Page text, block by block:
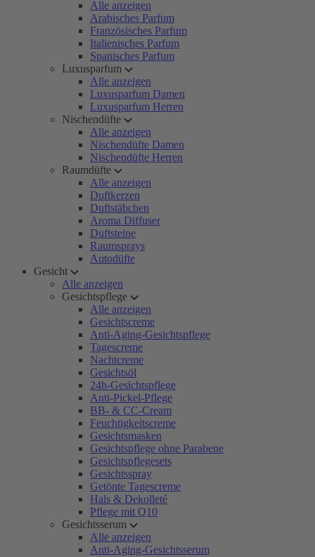
Alle anzeigen
Arabisches Parfum
Französisches Parfum
Italienisches Parfum
Spanisches Parfum
Luxusparfum
Alle anzeigen
Luxusparfum Damen
Luxusparfum Herren
Nischendüfte
Alle anzeigen
Nischendüfte Damen
Nischendüfte Herren
Raumdüfte
Alle anzeigen
Duftkerzen
Duftstäbchen
Aroma Diffuser
Duftsteine
Raumsprays
Autodüfte
Gesicht
Alle anzeigen
Gesichtspflege
Alle anzeigen
Gesichtscreme
Anti-Aging-Gesichtspflege
Tagescreme
Nachtcreme
Gesichtsöl
24h-Gesichtspflege
Anti-Pickel-Pflege
BB- & CC-Cream
Feuchtigkeitscreme
Gesichtsmasken
Gesichtspflege ohne Parabene
Gesichtspflegesets
Gesichtsspray
Getönte Tagescreme
Hals & Dekolleté
Pflege mit Q10
Gesichtsserum
Alle anzeigen
Anti-Aging-Gesichtsserum